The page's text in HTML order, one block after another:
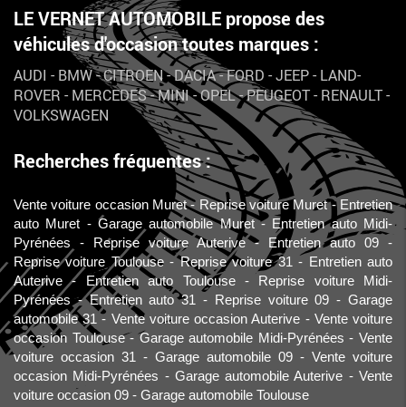
LE VERNET AUTOMOBILE propose des
véhicules d'occasion toutes marques :
AUDI - BMW-CITROEN-DACIA-FORD -JEEP- LAND-
ROVER - MERCEDES-MINI-OPEL-PEUGEOT- RENAULT-
VOLKSWAGEN
Recherches fréquentes :
Vente voiture occasion Muret Reprise voiture Muret
Entretien
auto Muret
Garage automobile Muret
Entretien auto Midi-
Pyrénées
Reprise voiture Auterive
Entretien auto 09
Reprise voiture Toulouse
Reprise voiture 31
Entretien auto
Auterive
Entretien auto Toulouse
Reprise voiture Midi-
Pyrénées
Entretien auto 31 Reprise voiture 09
Garage
automobile 31
Vente voiture occasion Auterive
Vente voiture
occasion Toulouse
Garage automobile Midi-Pyrénées
Vente
voiture occasion 31
Garage automobile 09
Vente voiture
occasion Midi-Pyrénées
Garage automobile Auterive
Vente
voiture occasion 09
Garage automobile Toulouse